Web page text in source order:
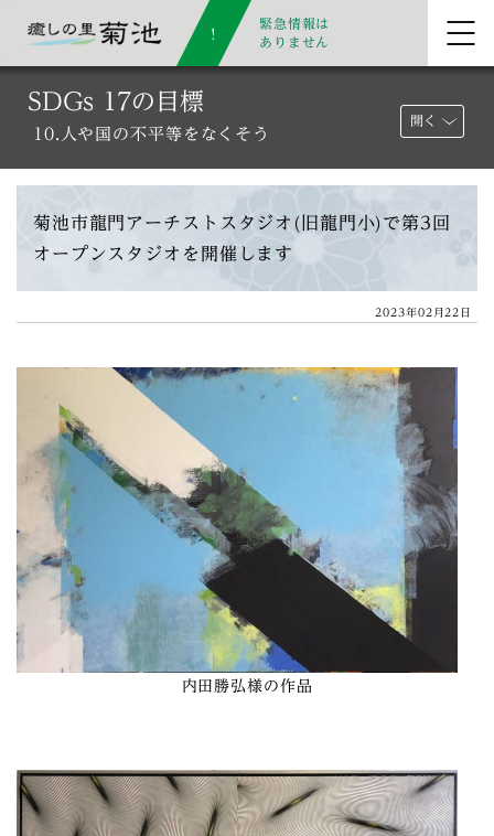
緊急情報は
ありません
SDGs 17の目標
10.人や国の不平等をなくそう
開く
菊池市龍門アーチストスタジオ(旧龍門小)で第3回
オープンスタジオを開催します
2023年02月22日
内田勝弘様の作品